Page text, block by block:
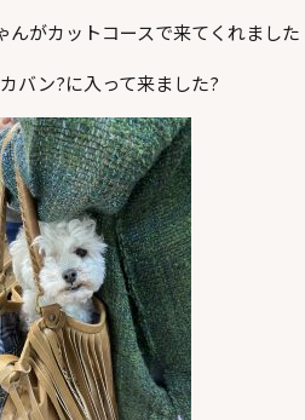
んがカットコースで来てくれました
バン?に入って来ました?